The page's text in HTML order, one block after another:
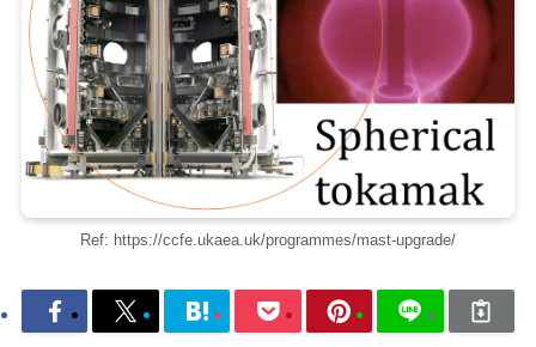
Ref: https://ccfe.ukaea.uk/programmes/mast-upgrade/